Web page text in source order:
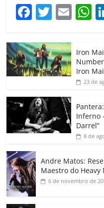
F
c
e
b
o
o
k
T
itt
er
E
at
s
A
p
Iron
Iron
23 de
Inferno
Darrel”
8 de
Andre Matos:
Maestro do Heavy
6 de novembro de